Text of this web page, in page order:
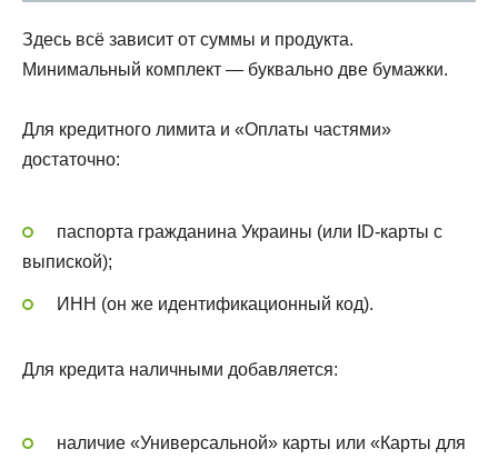
Здесь всё зависит от суммы и продукта.
Минимальный комплект — буквально две бумажки.
Для кредитного лимита и «Оплаты частями»
достаточно:
паспорта гражданина Украины (или ID-карты с
выпиской);
ИНН (он же идентификационный код).
Для кредита наличными добавляется:
наличие «Универсальной» карты или «Карты для